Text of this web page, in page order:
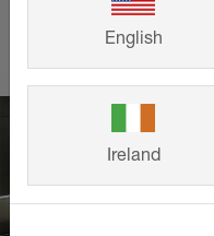
English
Ireland